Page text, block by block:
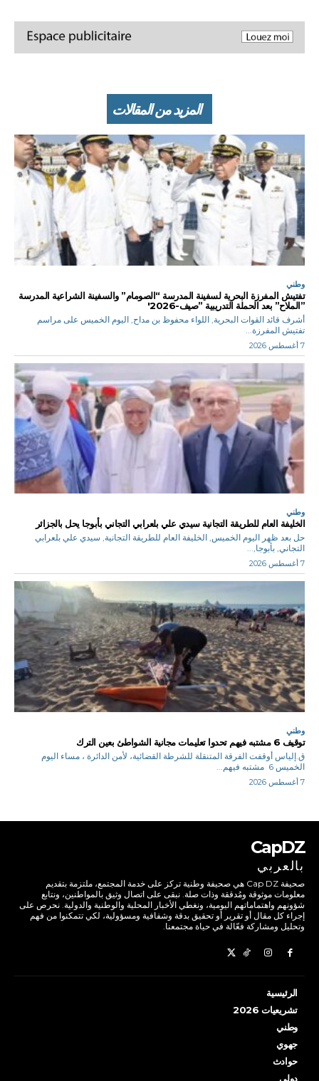
المزيد من المقالات
وطني
تفتيش المفرزة البحرية لسفينة المدرسة “الصومام” والسفينة الشراعية المدرسة
”الملاح” بعد الحملة التدريبية ”صيف-2026′
أشرف قائد القوات البحرية, اللواء محفوظ بن مداح, اليوم الخميس على مراسم
تفتيش المفرزة...
7 أغسطس 2026
وطني
الخليفة العام للطريقة التجانية سيدي علي بلعرابي التجاني بأبوجا يحل بالجزائر
حل بعد ظهر اليوم الخميس, الخليفة العام للطريقة التجانية, سيدي علي بلعرابي
التجاني, بأبوجا,...
7 أغسطس 2026
وطني
توقيف 6 مشتبه فيهم تحدوا تعليمات مجانية الشواطئ بعين الترك
ق.إلياس أوقفت الفرقة المتنقلة للشرطة القضائية، لأمن الدائرة ، مساء اليوم
الخميس 6 مشتبه فيهم...
7 أغسطس 2026
CapDZ
بالعربي
صحيفة Cap DZ هي صحيفة وطنية تركز على خدمة المجتمع، ملتزمة بتقديم
معلومات موثوقة ومُدققة وذات صلة. نبقى على اتصال وثيق بالمواطنين، ونتابع
شؤونهم واهتماماتهم اليومية، ونغطي الأخبار المحلية والوطنية والدولية. نحرص على
إجراء كل مقال أو تقرير أو تحقيق بدقة وشفافية ومسؤولية، لكي تتمكنوا من فهم
وتحليل ومشاركة فعّالة في حياة مجتمعنا.
الرئيسية
تشريعيات 2026
وطني
جهوي
حوادث
دولي